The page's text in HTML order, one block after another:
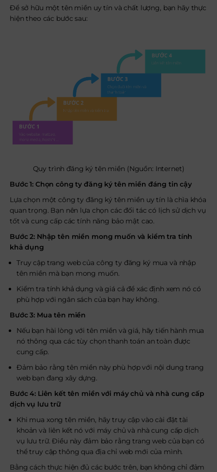
Để sở hữu một tên miền uy tín và chất lượng, bạn hãy thực
hiện theo các bước sau:
Quy trình đăng ký tên miền (Nguồn: Internet)
Bước 1: Chọn công ty đăng ký tên miền đáng tin cậy
Lựa chọn một công ty đăng ký tên miền uy tín là chìa khóa
quan trọng. Bạn nên lựa chọn các đối tác có lịch sử dịch vụ
tốt và cung cấp các tính năng bảo mật cao.
Bước 2: Nhập tên miền mong muốn và kiểm tra tính
khả dụng
Truy cập trang web của công ty đăng ký mua và nhập
tên miền mà bạn mong muốn.
Kiểm tra tính khả dụng và giá cả để xác định xem nó có
phù hợp với ngân sách của bạn hay không.
Bước 3: Mua tên miền
Nếu bạn hài lòng với tên miền và giá, hãy tiến hành mua
nó thông qua các tùy chọn thanh toán an toàn được
cung cấp.
Đảm bảo rằng tên miền này phù hợp với nội dung trang
web bạn đang xây dựng.
Bước 4: Liên kết tên miền với máy chủ và nhà cung cấp
dịch vụ lưu trữ
Khi mua xong tên miền, hãy truy cập vào cài đặt tài
khoản và liên kết nó với máy chủ và nhà cung cấp dịch
vụ lưu trữ. Điều này đảm bảo rằng trang web của bạn có
thể truy cập thông qua địa chỉ web mới của mình.
Bằng cách thực hiện đủ các bước trên, bạn không chỉ đảm